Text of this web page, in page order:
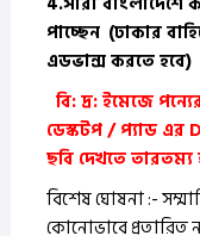
পাচ্ছেন (ঢাকার
এডভান্স করতে হবে)
বি: দ্র: ইমেজে
ডেস্কটপ / প্যাড এর
ছবি দেখতে তারতম্য
বিশেষ ঘোষনা :-
কোনোভাবে প্রতারিত